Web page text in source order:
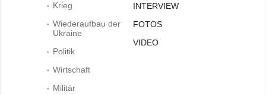
Krieg
Wiederaufbau der
Ukraine
Politik
Wirtschaft
Militär
INTERVIEW
FOTOS
VIDEO